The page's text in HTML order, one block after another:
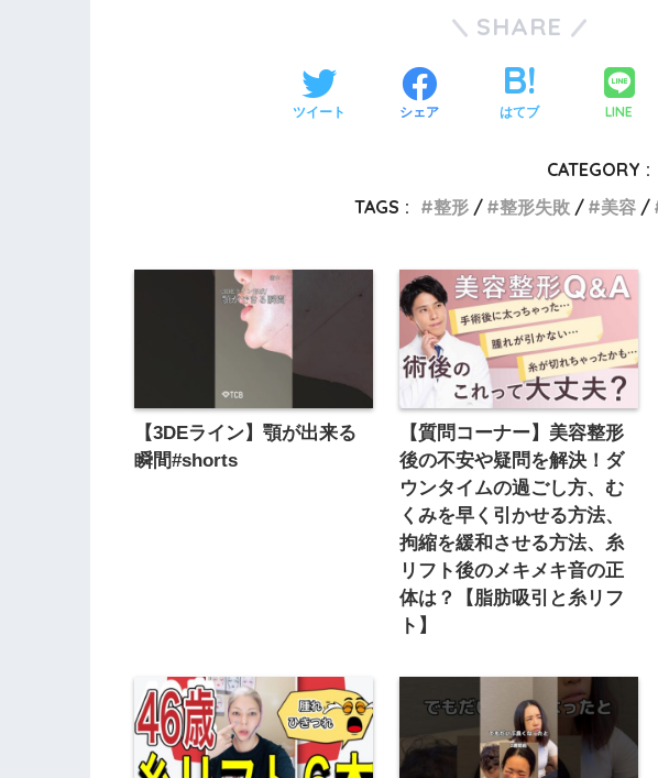
SHARE
ツイート シェア はてブ LINE
CATEGORY :
TAGS :
整形 整形失敗 美容
【3DEライン】顎が出来る
瞬間#shorts
【質問コーナー】美容整形
後の不安や疑問を解決！ダ
ウンタイムの過ごし方、む
くみを早く引かせる方法、
拘縮を緩和させる方法、糸
リフト後のメキメキ音の正
体は？【脂肪吸引と糸リフ
ト】